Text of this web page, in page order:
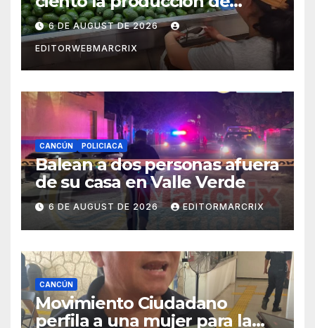
aguacate en Candelaria
6 DE AUGUST DE 2026
EDITORWEBMARCRIX
CANCÚN POLICIACA
Balean a dos personas afuera
de su casa en Valle Verde
6 DE AUGUST DE 2026 EDITORMARCRIX
CANCÚN
Movimiento Ciudadano
perfila a una mujer para la